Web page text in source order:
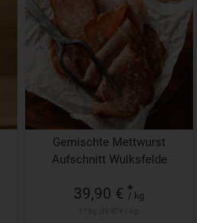
Gemischte Mettwurst
Aufschnitt Wulksfelde
39,90 € *
/ kg